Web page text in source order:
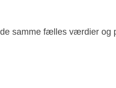
samme fælles værdier